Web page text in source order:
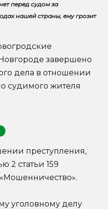
перед судом за
нашей страны, ему грозит
завершено
дела в отношении
судимого жителя
преступления,
2 статьи 159
уголовному делу